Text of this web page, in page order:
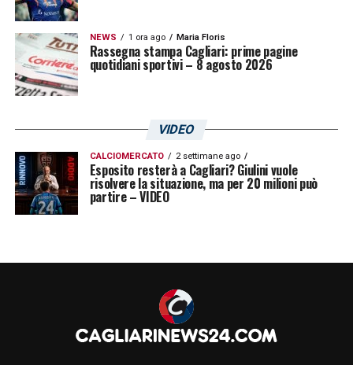
NEWS 1 ora ago Maria Floris
Rassegna stampa Cagliari: prime pagine
quotidiani sportivi – 8 agosto 2026
VIDEO
CALCIOMERCATO 2 settimane ago
Esposito resterà a Cagliari? Giulini vuole
risolvere la situazione, ma per 20 milioni può
partire – VIDEO